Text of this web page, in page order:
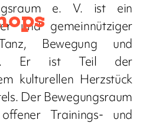
e. V. ist ein
und gemeinnütziger
Bewegung und
Er ist Teil der
kulturellen Herzstück
Der Bewegungsraum
Trainings- und